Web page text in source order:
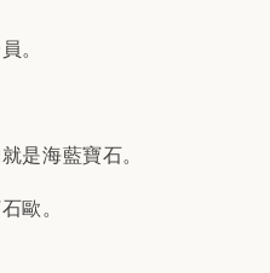
。
是海藍寶石。
歐。